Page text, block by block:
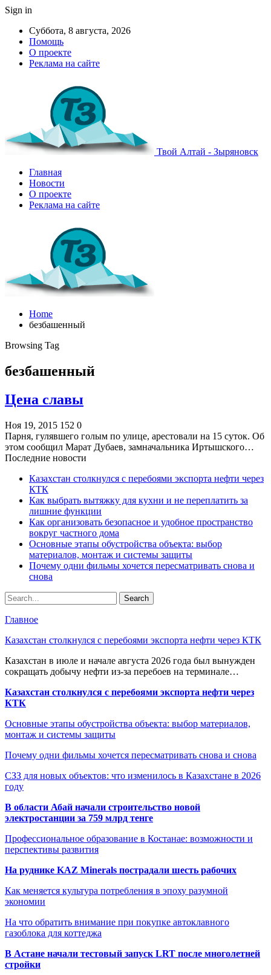
Sign in
Суббота, 8 августа, 2026
Помощь
О проекте
Реклама на сайте
Твой Алтай - Зыряновск
Главная
Новости
О проекте
Реклама на сайте
Home
безбашенный
Browsing Tag
безбашенный
Цена славы
Ноя 19, 2015 152 0
Парня, гулявшего голым по улице, арестовали на 15 суток. Об
этом сообщил Марат Дубаев, замначальника Иртышского…
Последние новости
Казахстан столкнулся с перебоями экспорта нефти через
КТК
Как выбрать вытяжку для кухни и не переплатить за
лишние функции
Как организовать безопасное и удобное пространство
вокруг частного дома
Основные этапы обустройства объекта: выбор
материалов, монтаж и системы защиты
Почему одни фильмы хочется пересматривать снова и
снова
Главное
Казахстан столкнулся с перебоями экспорта нефти через КТК
Казахстан в июле и начале августа 2026 года был вынужден
сокращать добычу нефти из-за перебоев на терминале…
Казахстан столкнулся с перебоями экспорта нефти через
КТК
Основные этапы обустройства объекта: выбор материалов,
монтаж и системы защиты
Почему одни фильмы хочется пересматривать снова и снова
СЗЗ для новых объектов: что изменилось в Казахстане в 2026
году
В области Абай начали строительство новой
электростанции за 759 млрд тенге
Профессиональное образование в Костанае: возможности и
перспективы развития
На руднике KAZ Minerals пострадали шесть рабочих
Как меняется культура потребления в эпоху разумной
экономии
На что обратить внимание при покупке автоклавного
газоблока для коттеджа
В Астане начали тестовый запуск LRT после многолетней
стройки